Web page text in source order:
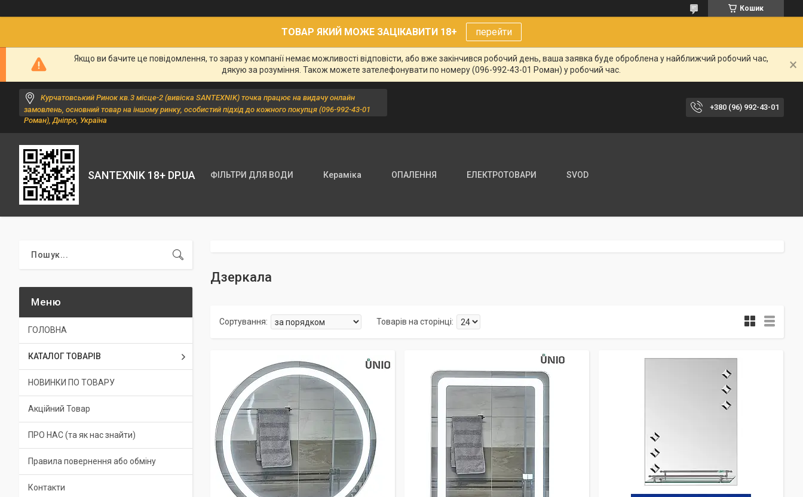
Кошик
ТОВАР ЯКИЙ МОЖЕ ЗАЦІКАВИТИ 18+ перейти
Якщо ви бачите це повідомлення, то зараз у компанії немає можливості відповісти, або вже закінчився робочий день, ваша заявка буде оброблена у найближчий робочий час,
дякую за розуміння. Також можете зателефонувати по номеру (096-992-43-01 Роман) у робочий час.
Курчатовський Ринок кв.3 місце-2 (вивіска SANTEXNIK) точка працює на видачу онлайн
замовлень, основний товар на іншому ринку, особистий підхід до кожного покупця (096-992-43-01
Роман), Дніпро, Україна
+380 (96) 992-43-01
SANTEXNIK 18+ DP.UA ФІЛЬТРИ ДЛЯ ВОДИ Кераміка ОПАЛЕННЯ ЕЛЕКТРОТОВАРИ SVOD
Дзеркала
ГОЛОВНА
КАТАЛОГ ТОВАРІВ
НОВИНКИ ПО ТОВАРУ
Акційний Товар
ПРО НАС (та як нас знайти)
Правила повернення або обміну
Контакти